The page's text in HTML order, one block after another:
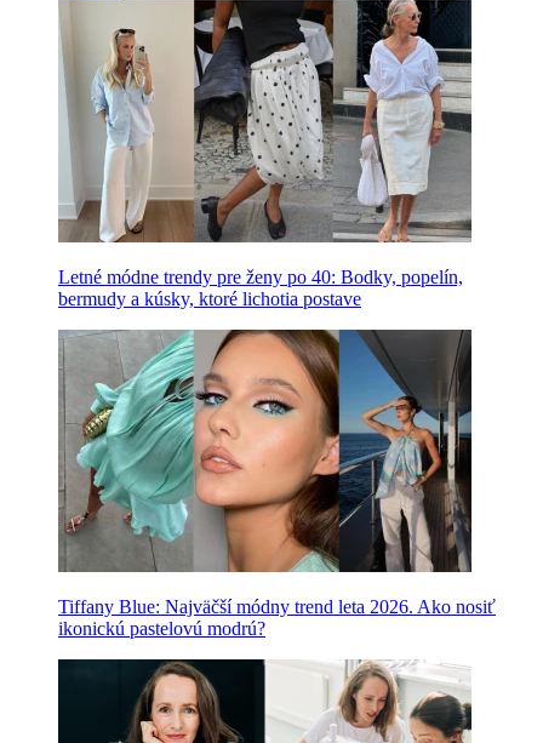
Letné módne trendy pre ženy po 40: Bodky, popelín,
bermudy a kúsky, ktoré lichotia postave
Tiffany Blue: Najväčší módny trend leta 2026. Ako nosiť
ikonickú pastelovú modrú?